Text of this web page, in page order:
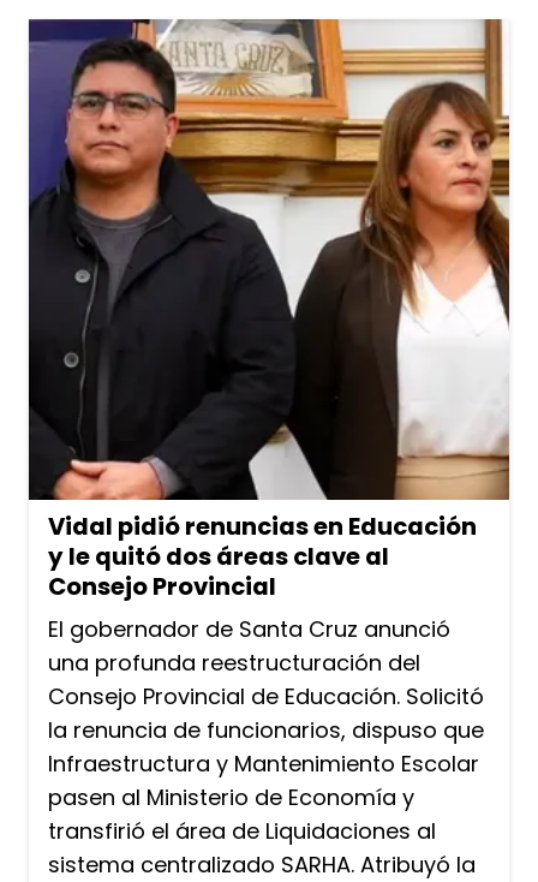
Vidal pidió renuncias en Educación
y le quitó dos áreas clave al
Consejo Provincial
El gobernador de Santa Cruz anunció
una profunda reestructuración del
Consejo Provincial de Educación. Solicitó
la renuncia de funcionarios, dispuso que
Infraestructura y Mantenimiento Escolar
pasen al Ministerio de Economía y
transfirió el área de Liquidaciones al
sistema centralizado SARHA. Atribuyó la